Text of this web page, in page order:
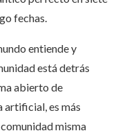
fechas.
entiende y
está detrás
abierto de
artificial, es más
misma